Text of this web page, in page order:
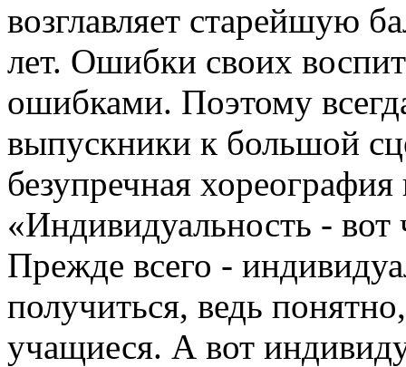
возглавляет старейшую
лет. Ошибки своих
ошибками. Поэтому
выпускники к большой
безупречная
«Индивидуальность -
Прежде всего -
получиться, ведь
учащиеся. А вот